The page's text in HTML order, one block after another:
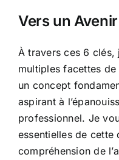
Vers un
À travers ces 6
multiples facettes de
un concept
aspirant à
professionnel. Je
essentielles de cette
compréhension de